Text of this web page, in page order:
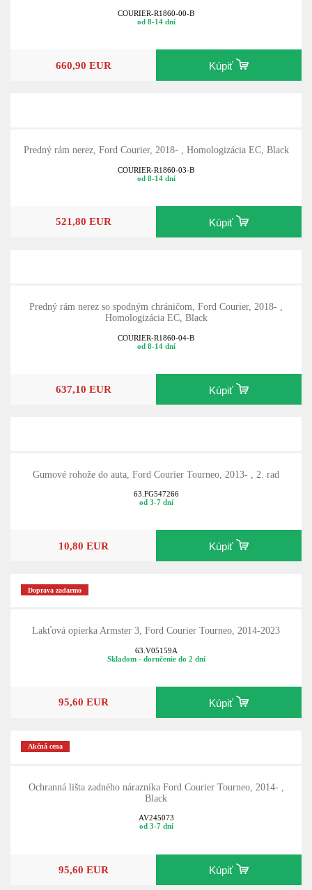
COURIER-R1860-00-B
od 8-14 dní
660,90 EUR Kúpiť
Predný rám nerez, Ford Courier, 2018- , Homologizácia EC, Black
COURIER-R1860-03-B
od 8-14 dní
521,80 EUR Kúpiť
Predný rám nerez so spodným chráničom, Ford Courier, 2018- ,
Homologizácia EC, Black
COURIER-R1860-04-B
od 8-14 dní
637,10 EUR Kúpiť
Gumové rohože do auta, Ford Courier Tourneo, 2013- , 2. rad
63.FG547266
od 3-7 dní
10,80 EUR Kúpiť
Doprava zadarmo
Lakťová opierka Armster 3, Ford Courier Tourneo, 2014-2023
63.V05159A
Skladom - doručenie do 2 dní
95,60 EUR Kúpiť
Akčná cena
Ochranná lišta zadného nárazníka Ford Courier Tourneo, 2014- ,
Black
AV245073
od 3-7 dní
95,60 EUR Kúpiť